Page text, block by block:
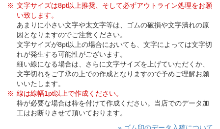
文字サイズは8pt以上推奨、そして必ずアウトライン処理をお願
い致します。
あまりに小さい文字や太文字等は、ゴムの破損や文字潰れの原
因となりますのでご注意ください。
文字サイズが8pt以上の場合においても、文字によっては文字切
れが発生する可能性がございます。
細い線になる場合は、さらに文字サイズを上げていただくか、
文字切れをご了承の上での作成となりますので予めご理解お願
いいたします。
線は線幅1pt以上で作成ください。
枠が必要な場合は枠を付けて作成ください。当店でのデータ加
工はお断りさせて頂いております。